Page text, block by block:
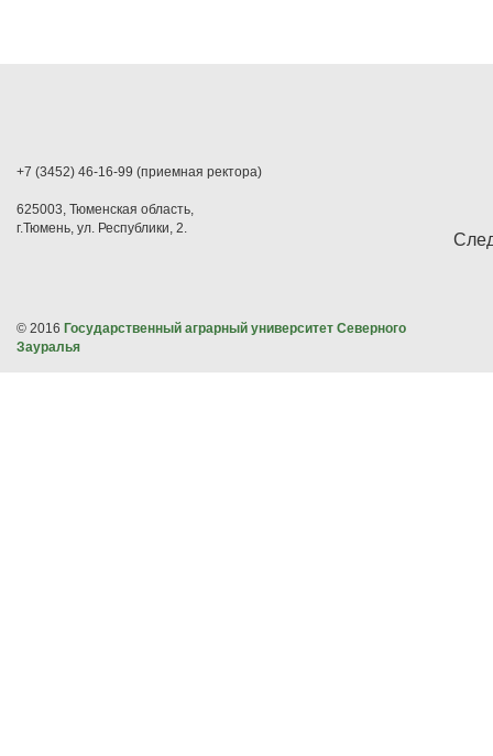
+7 (3452) 46-16-99 (приемная ректора)
625003, Тюменская область,
г.Тюмень, ул. Республики, 2.
© 2016 Государственный аграрный университет Северного
Зауралья